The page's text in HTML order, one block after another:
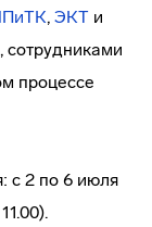
, ЭКТ и
сотрудниками
процессе
с 2 по 6 июля